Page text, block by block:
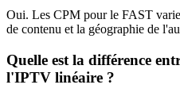
Oui. Les CPM pour le FAST
de contenu et la géographie de
Quelle est la différence
l'IPTV linéaire ?